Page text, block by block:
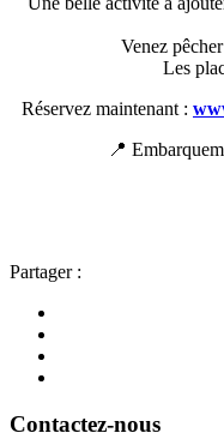
Venez
Les
Réservez maintenant :
📍
Partager :
Contactez-nous